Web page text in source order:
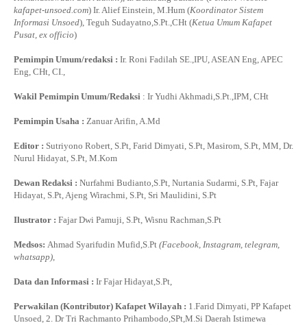
kafapet-unsoed.com) Ir. Alief Einstein, M.Hum (Koordinator Sistem
Informasi Unsoed), Teguh Sudayatno,S.Pt.,CHt (Ketua Umum Kafapet
Pusat, ex officio)
Pemimpin Umum/redaksi : Ir. Roni Fadilah SE.,IPU, ASEAN Eng, APEC
Eng, CHt, CI.,
Wakil Pemimpin Umum/Redaksi : Ir Yudhi Akhmadi,S.Pt.,IPM, CHt
Pemimpin Usaha : Zanuar Arifin, A.Md
Editor : Sutriyono Robert, S.Pt, Farid Dimyati, S.Pt, Masirom, S.Pt, MM, Dr.
Nurul Hidayat, S.Pt, M.Kom
Dewan Redaksi : Nurfahmi Budianto,S.Pt, Nurtania Sudarmi, S.Pt, Fajar
Hidayat, S.Pt, Ajeng Wirachmi, S.Pt, Sri Maulidini, S.Pt
Ilustrator : Fajar Dwi Pamuji, S.Pt, Wisnu Rachman,S.Pt
Medsos: Ahmad Syarifudin Mufid,S.Pt (Facebook, Instagram, telegram,
whatsapp),
Data dan Informasi : Ir Fajar Hidayat,S.Pt,
Perwakilan (Kontributor) Kafapet Wilayah : 1.Farid Dimyati, PP Kafapet
Unsoed, 2. Dr Tri Rachmanto Prihambodo,SPt,M.Si Daerah Istimewa